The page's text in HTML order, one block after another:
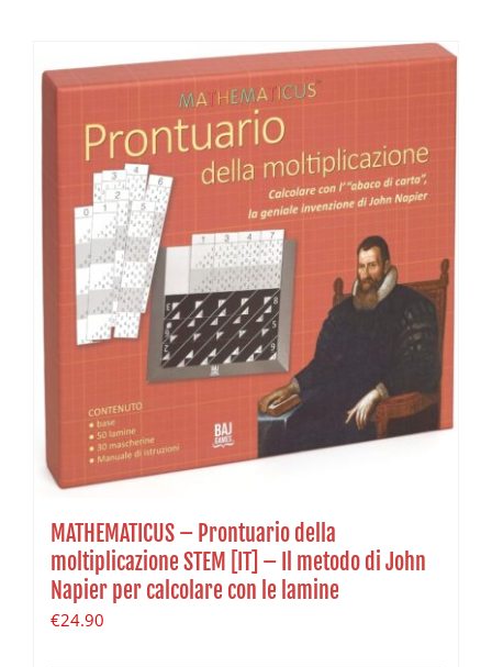
MATHEMATICUS – Prontuario della
moltiplicazione STEM [IT] – Il metodo di John
Napier per calcolare con le lamine
€24.90